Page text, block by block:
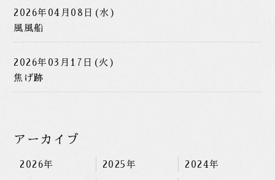
2026年04月08日(水)
風風船
2026年03月17日(火)
焦げ跡
アーカイブ
2026年 2025年 2024年